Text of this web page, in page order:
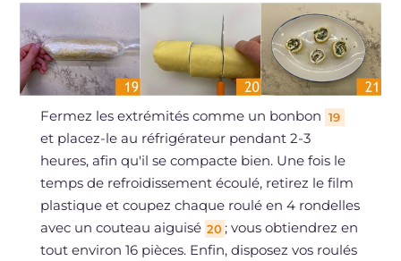
Fermez les extrémités comme un bonbon 19
et placez-le au réfrigérateur pendant 2-3
heures, afin qu'il se compacte bien. Une fois le
temps de refroidissement écoulé, retirez le film
plastique et coupez chaque roulé en 4 rondelles
avec un couteau aiguisé 20 ; vous obtiendrez en
tout environ 16 pièces. Enfin, disposez vos roulés